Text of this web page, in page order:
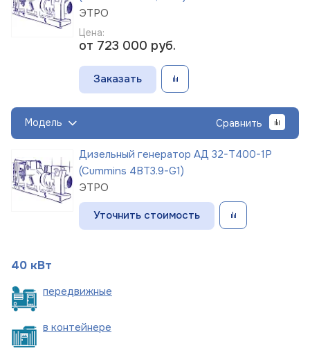
ЭТРО
Цена:
от 723 000 руб.
Заказать
Модель Сравнить
Дизельный генератор АД 32-Т400-1Р
(Cummins 4BT3.9-G1)
ЭТРО
Уточнить стоимость
40 кВт
передвижные
в контейнере